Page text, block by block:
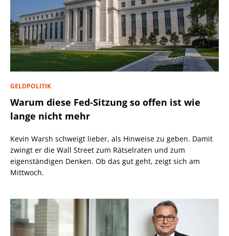
GELDPOLITIK
Warum diese Fed-Sitzung so offen ist wie
lange nicht mehr
Kevin Warsh schweigt lieber, als Hinweise zu geben. Damit
zwingt er die Wall Street zum Rätselraten und zum
eigenständigen Denken. Ob das gut geht, zeigt sich am
Mittwoch.